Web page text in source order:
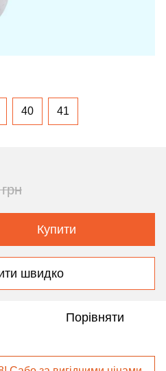
40 41
Купити
швидко
Порівняти